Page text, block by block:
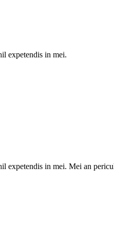
expetendis in mei.
expetendis in mei. Mei an